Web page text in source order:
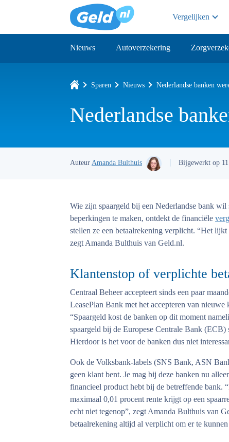
Vergelijken
Nieuws Autoverzekering
Sparen Nieuws Nederlandse banken
Nederlandse
Auteur Amanda Bulthuis Bijgewerkt op
Wie zijn spaargeld bij een Nederlandse bank wil
beperkingen te maken, ontdekt de financiële
stellen ze een betaalrekening verplicht. “Het
zegt Amanda Bulthuis van Geld.nl.
Klantenstop of verplichte
Centraal Beheer accepteert sinds een paar
LeasePlan Bank met het accepteren van
“Spaargeld kost de banken op dit moment
spaargeld bij de Europese Centrale Bank (ECB)
Hierdoor is het voor de banken dus niet
Ook de Volksbank-labels (SNS Bank, ASN
geen klant bent. Je mag bij deze banken nu
financieel product hebt bij de betreffende bank.
maximaal 0,01 procent rente krijgt op een
echt niet tegenop”, zegt Amanda Bulthuis van
betaalrekening altijd al verplicht om er te kunnen